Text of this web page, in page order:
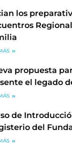
los
propuesta
el legado
de
del